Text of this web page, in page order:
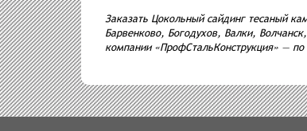
Заказать Цокольный сайдинг тесаный
Барвенково, Богодухов, Валки,
компании «ПрофСтальКонструкция» —